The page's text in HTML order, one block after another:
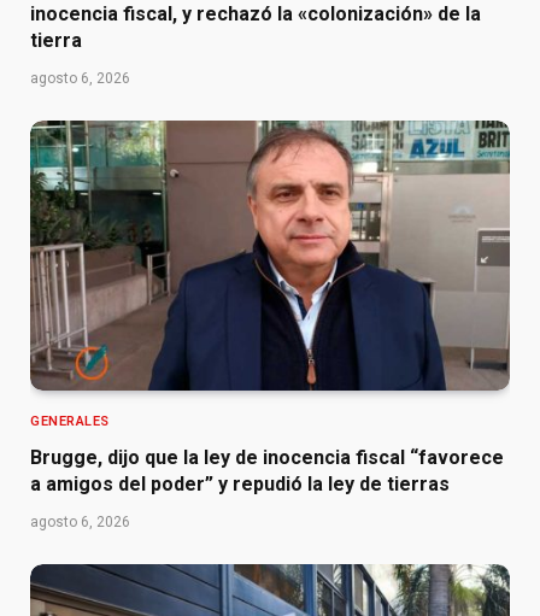
inocencia fiscal, y rechazó la «colonización» de la
tierra
agosto 6, 2026
GENERALES
Brugge, dijo que la ley de inocencia fiscal “favorece
a amigos del poder” y repudió la ley de tierras
agosto 6, 2026